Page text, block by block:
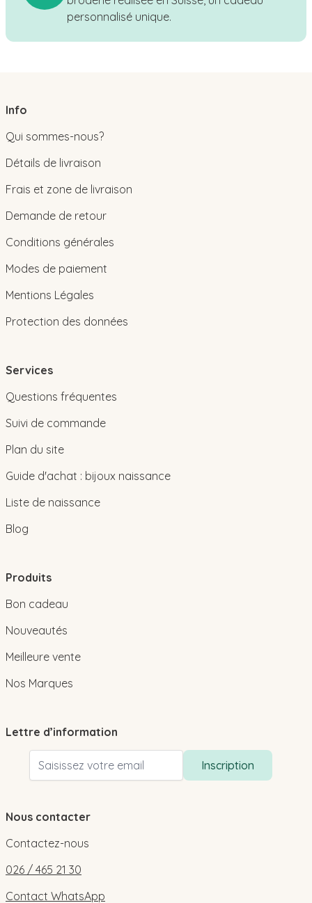
personnalisé unique.
Info
Qui sommes-nous?
Détails de livraison
Frais et zone de livraison
Demande de retour
Conditions générales
Modes de paiement
Mentions Légales
Protection des données
Services
Questions fréquentes
Suivi de commande
Plan du site
Guide d'achat : bijoux naissance
Liste de naissance
Blog
Produits
Bon cadeau
Nouveautés
Meilleure vente
Nos Marques
Lettre d’information
Adresse email
Inscription
Nous contacter
Contactez-nous
026 / 465 21 30
Contact WhatsApp